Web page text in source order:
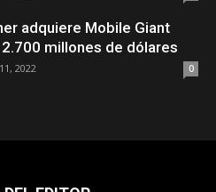
adquiere Mobile Giant
millones de dólares
2022 0